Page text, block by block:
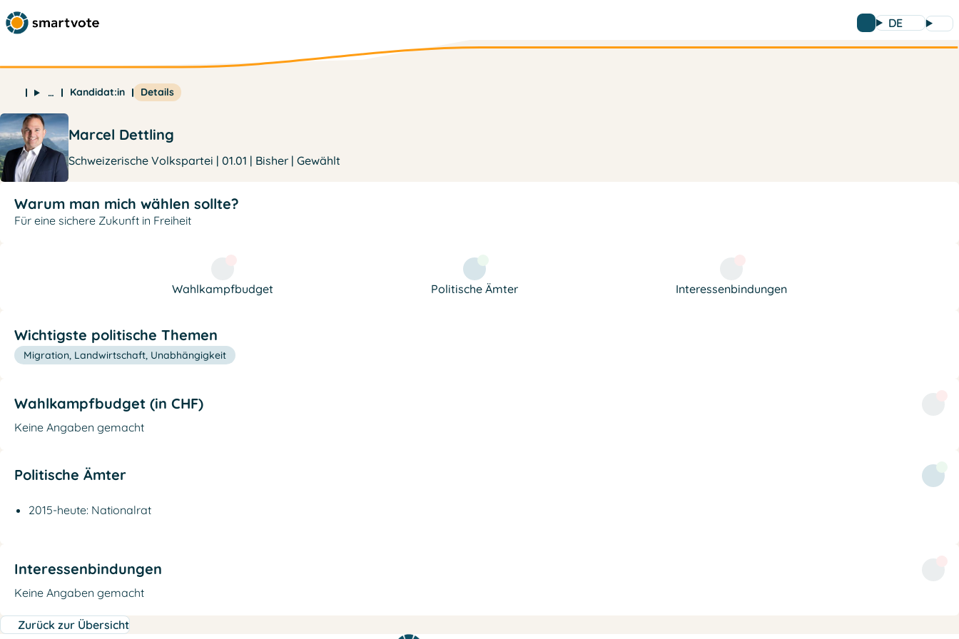
DE
… Kandidat:in Details
Marcel Dettling
Schweizerische Volkspartei | 01.01 | Bisher | Gewählt
Warum man mich wählen sollte?
Für eine sichere Zukunft in Freiheit
Wahlkampfbudget Politische Ämter Interessenbindungen
Wichtigste politische Themen
Migration, Landwirtschaft, Unabhängigkeit
Wahlkampfbudget (in CHF)
Keine Angaben gemacht
Politische Ämter
2015-heute: Nationalrat
Interessenbindungen
Keine Angaben gemacht
Zurück zur Übersicht